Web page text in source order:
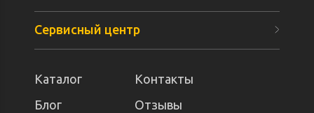
Сервисный центр
Каталог
Контакты
Блог
Отзывы